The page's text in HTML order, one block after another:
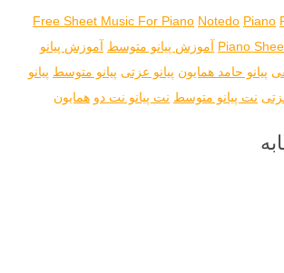
Free Sheet Music For Piano Notedo Piano
Piano آموزش پیانو متوسط آموزش پیانو
پیانو حامد همایون پیانو عزتی پیانو متوسط پیانو
نت پیانو متوسط نت پیانو نت دو همایون